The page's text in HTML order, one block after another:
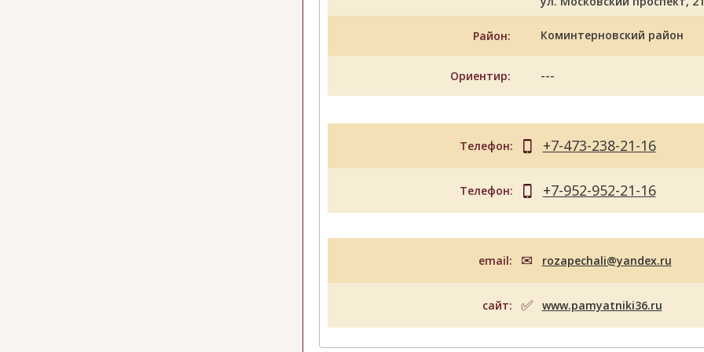
Район: Коминтерновский район
Ориентир: ---
Телефон: +7-473-238-21-16
Телефон: +7-952-952-21-16
email: rozapechali@yandex.ru
сайт: www.pamyatniki36.ru